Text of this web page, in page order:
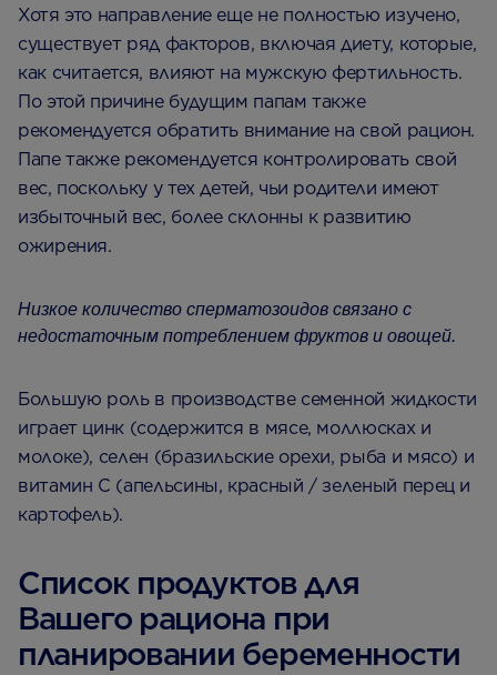
Хотя это направление еще не полностью изучено,
существует ряд факторов, включая диету, которые,
как считается, влияют на мужскую фертильность.
По этой причине будущим папам также
рекомендуется обратить внимание на свой рацион.
Папе также рекомендуется контролировать свой
вес, поскольку у тех детей, чьи родители имеют
избыточный вес, более склонны к развитию
ожирения.
Низкое количество сперматозоидов связано с
недостаточным потреблением фруктов и овощей.
Большую роль в производстве семенной жидкости
играет цинк (содержится в мясе, моллюсках и
молоке), селен (бразильские орехи, рыба и мясо) и
витамин С (апельсины, красный / зеленый перец и
картофель).
Список продуктов для
Вашего рациона при
планировании беременности